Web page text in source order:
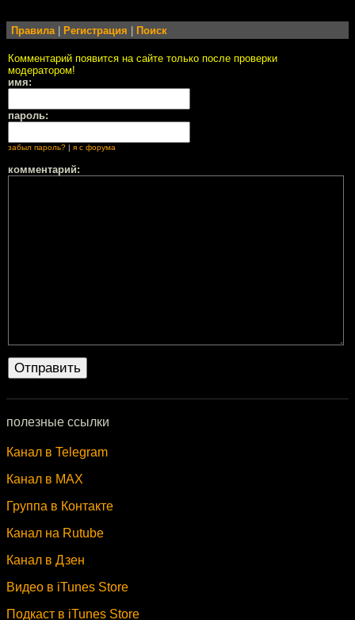
Правила| Регистрация Поиск
Комментарий появится на сайте только после проверки
модератором!
имя:
пароль:
забыл пароль? я с форума
комментарий:
полезные ссылки
Канал в Telegram
Канал в MAX
Группа в Контакте
Канал на Rutube
Канал в Дзен
Видео в iTunes Store
Подкаст в iTunes Store